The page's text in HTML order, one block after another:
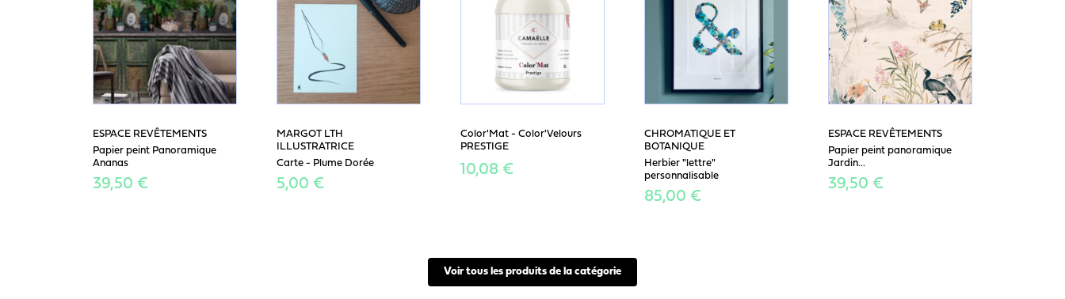
ESPACE REVÊTEMENTS
Papier peint Panoramique
Ananas
39,50 €
MARGOT LTH
ILLUSTRATRICE
Carte - Plume Dorée
5,00 €
Color'Mat - Color'Velours
PRESTIGE
10,08 €
CHROMATIQUE ET
BOTANIQUE
Herbier "lettre"
personnalisable
85,00 €
ESPACE REVÊTEMENTS
Papier peint panoramique
Jardin...
39,50 €
Voir tous les produits de la catégorie